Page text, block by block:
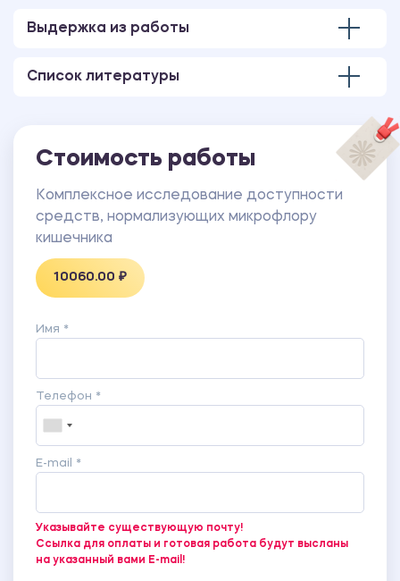
предпочтений потребителей.
Выдержка из работы
Список литературы
Стоимость работы
Комплексное исследование доступности
средств, нормализующих микрофлору
кишечника
10060.00 ₽
Имя *
Телефон *
E-mail *
Указывайте существующую почту!
Ссылка для оплаты и готовая работа будут высланы
на указанный вами E-mail!